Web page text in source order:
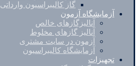
گاز کالیبراسیون وارداتی
آزمایشگاه آزمون
آنالیزگازهای خالص
آنالیز گازهای مخلوط
آزمون در سایت مشتری
آزمایشگاه کالیبراسیون
تجهیزات